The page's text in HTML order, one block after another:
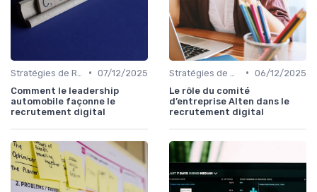
• 07/12/2025
Comment le leadership
automobile façonne le
recrutement digital
• 06/12/2025
Le rôle du comité
d’entreprise Alten dans le
recrutement digital